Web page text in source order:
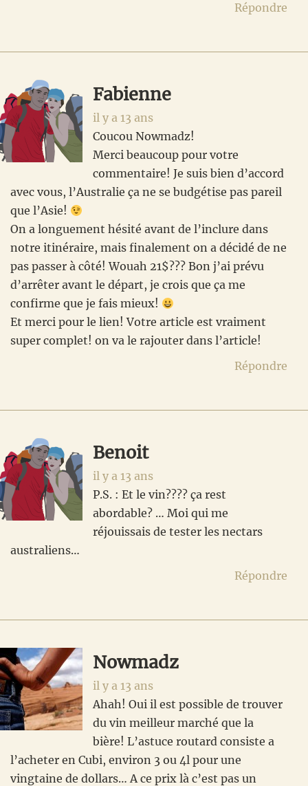
Répondre
Fabienne
il y a 13 ans
Coucou Nowmadz!
Merci beaucoup pour votre
commentaire! Je suis bien d’accord
avec vous, l’Australie ça ne se budgétise pas pareil
que l’Asie!
On a longuement hésité avant de l’inclure dans
notre itinéraire, mais finalement on a décidé de ne
pas passer à côté! Wouah 21$??? Bon j’ai prévu
d’arrêter avant le départ, je crois que ça me
confirme que je fais mieux!
Et merci pour le lien! Votre article est vraiment
super complet! on va le rajouter dans l’article!
Répondre
Benoit
il y a 13 ans
P.S. : Et le vin???? ça rest
abordable? … Moi qui me
réjouissais de tester les nectars
australiens…
Répondre
Nowmadz
il y a 13 ans
Ahah! Oui il est possible de trouver
du vin meilleur marché que la
bière! L’astuce routard consiste a
l’acheter en Cubi, environ 3 ou 4l pour une
vingtaine de dollars… A ce prix là c’est pas un